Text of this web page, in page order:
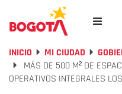
INICIO MI CIUDAD
MÁS DE 500 M² DE
OPERATIVOS INTEGRALES